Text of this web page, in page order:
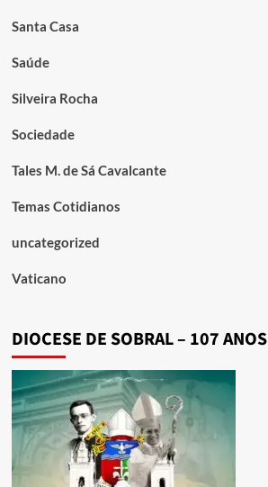
Santa Casa
Saúde
Silveira Rocha
Sociedade
Tales M. de Sá Cavalcante
Temas Cotidianos
uncategorized
Vaticano
DIOCESE DE SOBRAL – 107 ANOS